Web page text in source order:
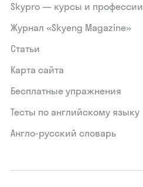
Skypro — курсы и профессии
Журнал «Skyeng Magazine»
Статьи
Карта сайта
Бесплатные упражнения
Тесты по английскому языку
Англо-русский словарь